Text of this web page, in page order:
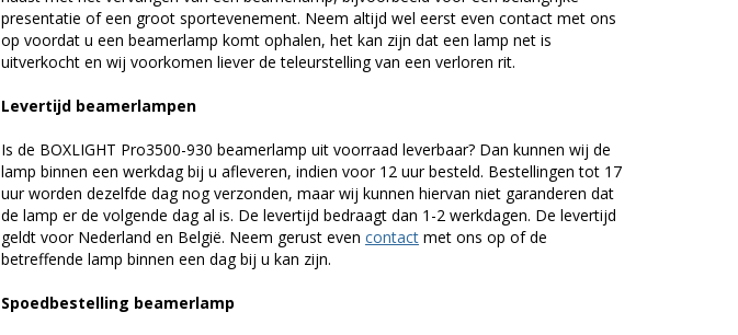
presentatie of een groot sportevenement. Neem altijd wel eerst even contact met ons
op voordat u een beamerlamp komt ophalen, het kan zijn dat een lamp net is
uitverkocht en wij voorkomen liever de teleurstelling van een verloren rit.
Levertijd beamerlampen
Is de BOXLIGHT Pro3500-930 beamerlamp uit voorraad leverbaar? Dan kunnen wij de
lamp binnen een werkdag bij u afleveren, indien voor 12 uur besteld. Bestellingen tot 17
uur worden dezelfde dag nog verzonden, maar wij kunnen hiervan niet garanderen dat
de lamp er de volgende dag al is. De levertijd bedraagt dan 1-2 werkdagen. De levertijd
geldt voor Nederland en België. Neem gerust even contact met ons op of de
betreffende lamp binnen een dag bij u kan zijn.
Spoedbestelling beamerlamp